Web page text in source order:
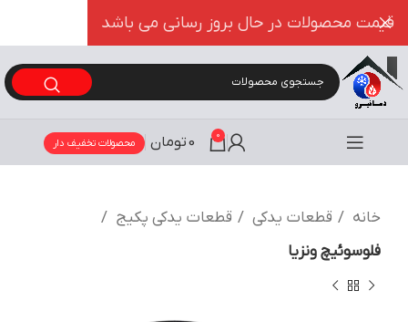
0
0تومان محصولات تخفیف دار
خانه قطعات یدکی
قطعات یدکی پکیج
فلوسوئیچ ونزیا
قیمت محصولات در حال بروز رسانی می باشد